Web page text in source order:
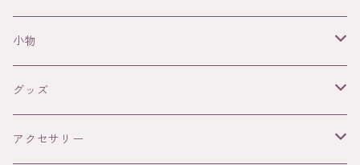
WAEKURA
FRANCINE BRAMLI PARIS
DOUG
革バッグ
ラフィアバッグ
アクセサリー
ネックレス
リング
ファッションアイテム
小物（財布・カードケース）
グッズ
革バッグ（Nodie's)
ラフィアバッグ(SANABAY PARIS)
Néo Bourgeoisie (ネオ・ブルジョワジ)
小物
革小物（Nodie's)
ラフィア小物（Sanabay Paris）
グッズ
DOuG（3D迷路・パズル）
アクセサリー